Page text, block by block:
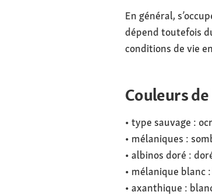
En général,
dépend toutefois
conditions de vie
Couleurs
• type sauvage :
• mélaniques :
• albinos doré :
• mélanique blanc
• axanthique :